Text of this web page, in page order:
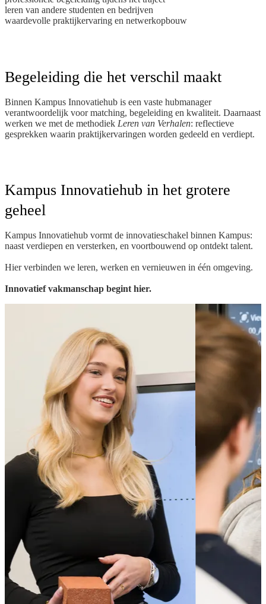
leren van andere studenten en bedrijven
waardevolle praktijkervaring en netwerkopbouw
Begeleiding die het verschil maakt
Binnen Kampus Innovatiehub is een vaste hubmanager
verantwoordelijk voor matching, begeleiding en kwaliteit. Daarnaast
werken we met de methodiek Leren van Verhalen: reflectieve
gesprekken waarin praktijkervaringen worden gedeeld en verdiept.
Kampus Innovatiehub in het grotere
geheel
Kampus Innovatiehub vormt de innovatieschakel binnen Kampus:
naast verdiepen en versterken, en voortbouwend op ontdekt talent.
Hier verbinden we leren, werken en vernieuwen in één omgeving.
Innovatief vakmanschap begint hier.